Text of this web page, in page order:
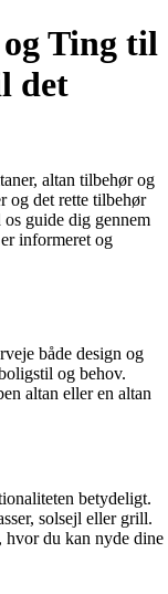
Ting til
det
altan tilbehør og
og det rette tilbehør
guide dig gennem
informeret og
både design og
og behov.
altan eller en altan
betydeligt.
solsejl eller grill.
hvor du kan nyde dine